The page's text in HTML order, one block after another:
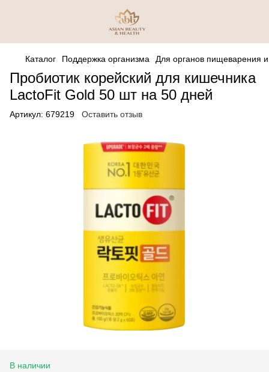
Каталог Поддержка организма Для органов пищеварения
Пробиотик корейский для кишечника
LactoFit Gold 50 шт на 50 дней
Артикул: 679219 Оставить отзыв
В наличии